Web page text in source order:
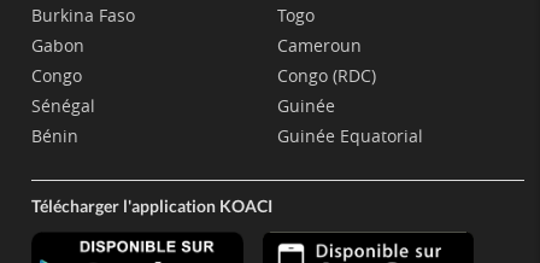
Burkina Faso
Gabon
Congo
Sénégal
Bénin
Togo
Cameroun
Congo (RDC)
Guinée
Guinée Equatorial
Télécharger l'application KOACI